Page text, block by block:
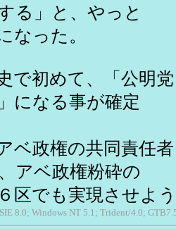
る」と、やっと
なった。
で初めて、「公明
になる事が確定
政権の共同責任者
アベ政権粉砕の
区でも実現させよ
8.0; Windows NT 5.1; Trident/4.0;